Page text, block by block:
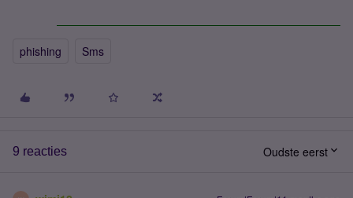
phishing Sms
9 reacties Oudste eerst